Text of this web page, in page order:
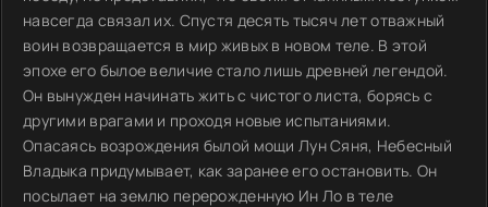
навсегда связал их. Спустя десять тысяч лет отважный
воин возвращается в мир живых в новом теле. В этой
эпохе его былое величие стало лишь древней легендой.
Он вынужден начинать жить с чистого листа, борясь с
другими врагами и проходя новые испытаниями.
Опасаясь возрождения былой мощи Лун Сяня, Небесный
Владыка придумывает, как заранее его остановить. Он
посылает на землю перерожденную Ин Ло в теле